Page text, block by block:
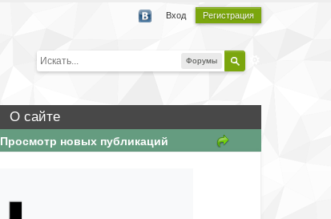
Вход Регистрация
Форумы
О сайте
Просмотр новых публикаций